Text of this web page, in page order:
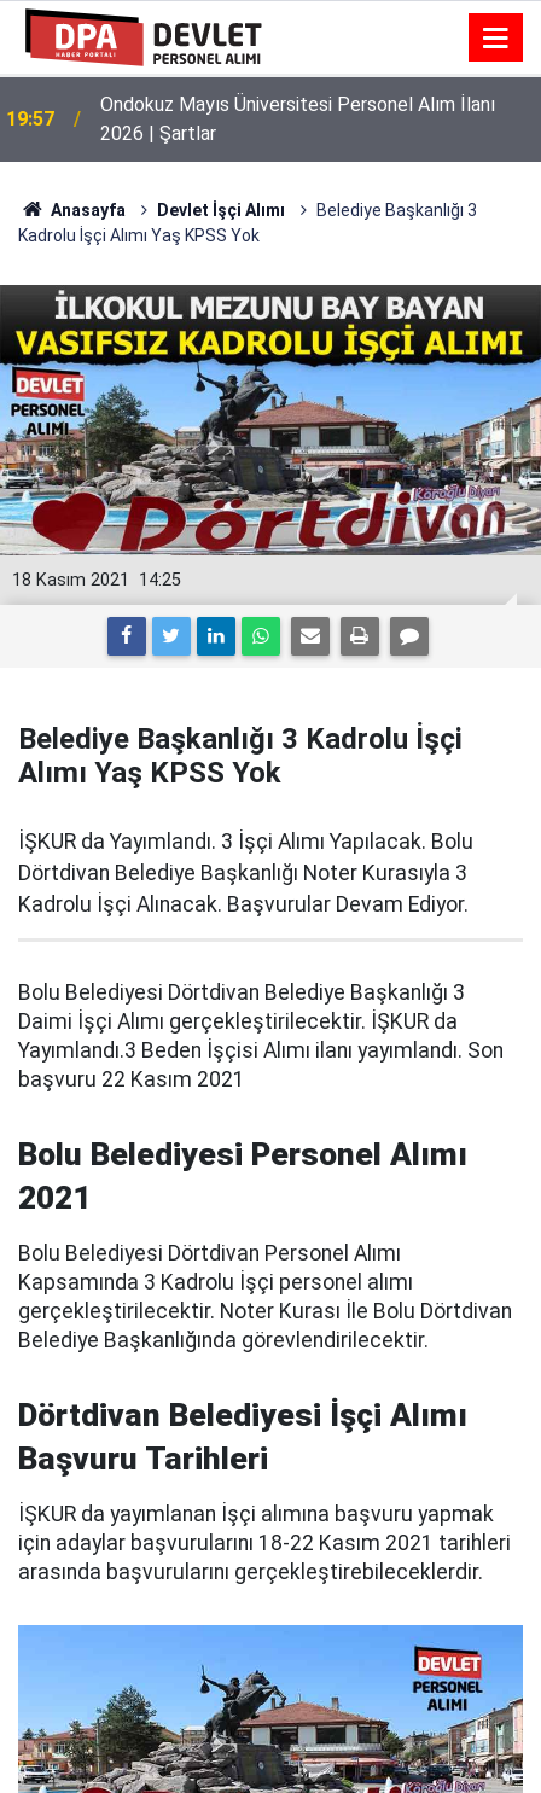
19:57
Ondokuz Mayıs Üniversitesi Personel Alım İlanı
2026 | Şartlar
Anasayfa Devlet İşçi Alımı
Belediye Başkanlığı 3
Kadrolu İşçi Alımı Yaş KPSS Yok
14:25
18 Kasım 2021
Belediye Başkanlığı 3 Kadrolu İşçi
Alımı Yaş KPSS Yok
İŞKUR da Yayımlandı. 3 İşçi Alımı Yapılacak. Bolu
Dörtdivan Belediye Başkanlığı Noter Kurasıyla 3
Kadrolu İşçi Alınacak. Başvurular Devam Ediyor.
Bolu Belediyesi Dörtdivan Belediye Başkanlığı 3
Daimi İşçi Alımı gerçekleştirilecektir. İŞKUR da
Yayımlandı.3 Beden İşçisi Alımı ilanı yayımlandı. Son
başvuru 22 Kasım 2021
Bolu Belediyesi Personel Alımı
2021
Bolu Belediyesi Dörtdivan Personel Alımı
Kapsamında 3 Kadrolu İşçi personel alımı
gerçekleştirilecektir. Noter Kurası İle Bolu Dörtdivan
Belediye Başkanlığında görevlendirilecektir.
Dörtdivan Belediyesi İşçi Alımı
Başvuru Tarihleri
İŞKUR da yayımlanan İşçi alımına başvuru yapmak
için adaylar başvurularını 18-22 Kasım 2021 tarihleri
arasında başvurularını gerçekleştirebileceklerdir.